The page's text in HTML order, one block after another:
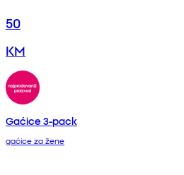
50
KM
Gaćice 3-pack
gaćice za žene